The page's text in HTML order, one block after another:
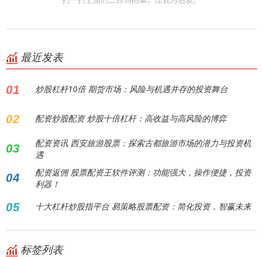
最近发表
01 炒股杠杆10倍 期货市场：风险与机遇并存的投资舞台
02 配资炒股配资 炒股十倍杠杆：高收益与高风险的博弈
03
配资资讯 西安旅游股票：探索古都旅游市场的潜力与投资机
遇
04
配资返佣 股票配资王软件评测：功能强大，操作便捷，投资
利器！
05 十大杠杆炒股指平台 易策略股票配资：简化投资，智赢未来
标签列表